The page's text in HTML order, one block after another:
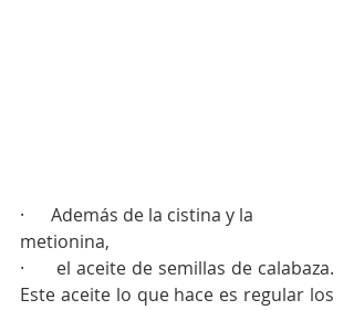
·      Además de la cistina y la
metionina,
· el aceite de semillas de calabaza.
Este aceite lo que hace es regular los